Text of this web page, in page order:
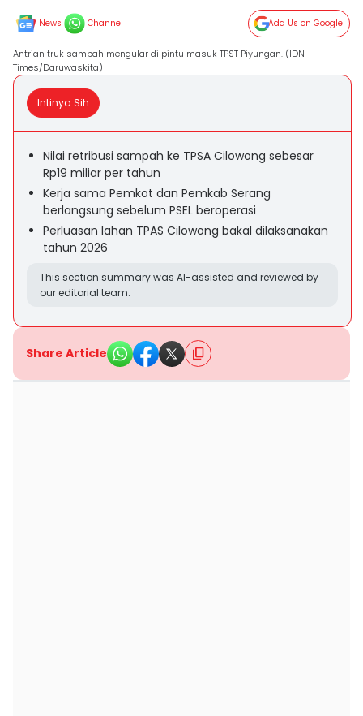
News Channel Add Us on Google
Antrian truk sampah mengular di pintu masuk TPST Piyungan. (IDN
Times/Daruwaskita)
Intinya Sih
Nilai retribusi sampah ke TPSA Cilowong sebesar
Rp19 miliar per tahun
Kerja sama Pemkot dan Pemkab Serang
berlangsung sebelum PSEL beroperasi
Perluasan lahan TPAS Cilowong bakal dilaksanakan
tahun 2026
This section summary was AI-assisted and reviewed by
our editorial team.
Share Article